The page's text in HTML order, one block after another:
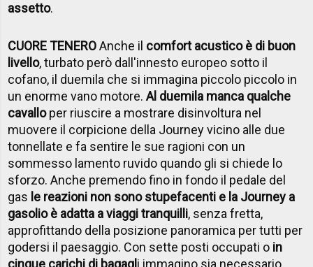
assetto.
CUORE TENEROAnche il comfort acustico è di buon
livello, turbato però dall'innesto europeo sotto il
cofano, il duemila che si immagina piccolo piccolo in
un enorme vano motore.Al duemila manca qualche
cavalloper riuscire a mostrare disinvoltura nel
muovere il corpicione della Journey vicino alle due
tonnellate e fa sentire le sue ragioni con un
sommesso lamento ruvido quando gli si chiede lo
sforzo. Anche premendo fino in fondo il pedale del
gas le reazioni non sono stupefacenti e la Journey a
gasolio è adatta a viaggi tranquilli, senza fretta,
approfittando della posizione panoramica per tutti per
godersi il paesaggio. Con sette posti occupati o in